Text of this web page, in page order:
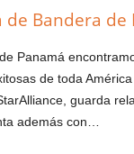
Bandera de
Panamá
de toda
guarda
además con…